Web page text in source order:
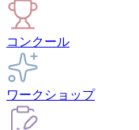
コンクール
ワークショップ